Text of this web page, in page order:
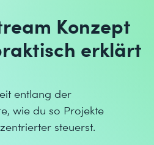
Konzept
erklärt
entlang der
wie du so Projekte
steuerst.